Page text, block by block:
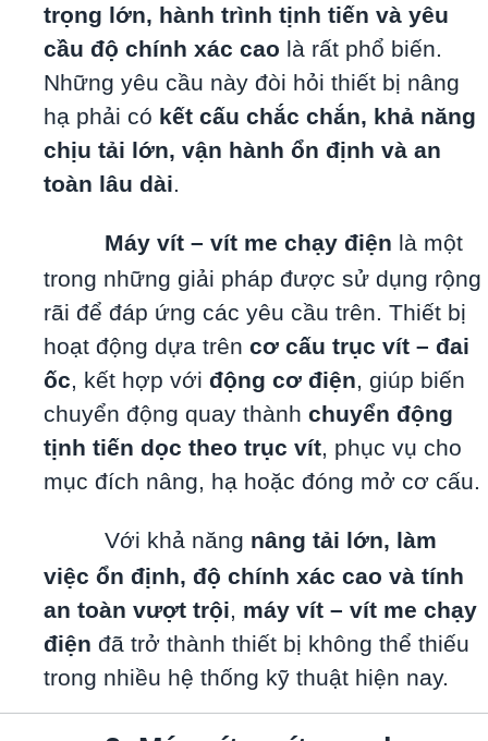
trọng lớn, hành trình tịnh tiến và yêu
cầu độ chính xác cao là rất phổ biến.
Những yêu cầu này đòi hỏi thiết bị nâng
hạ phải có kết cấu chắc chắn, khả năng
chịu tải lớn, vận hành ổn định và an
toàn lâu dài.
Máy vít – vít me chạy điện là một
trong những giải pháp được sử dụng rộng
rãi để đáp ứng các yêu cầu trên. Thiết bị
hoạt động dựa trên cơ cấu trục vít – đai
ốc, kết hợp với động cơ điện, giúp biến
chuyển động quay thành chuyển động
tịnh tiến dọc theo trục vít, phục vụ cho
mục đích nâng, hạ hoặc đóng mở cơ cấu.
Với khả năng nâng tải lớn, làm
việc ổn định, độ chính xác cao và tính
an toàn vượt trội, máy vít – vít me chạy
điện đã trở thành thiết bị không thể thiếu
trong nhiều hệ thống kỹ thuật hiện nay.